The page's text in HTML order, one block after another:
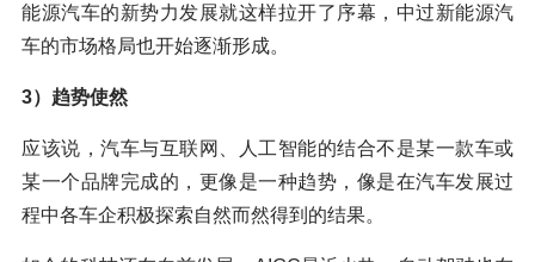
能源汽车的新势力发展就这样拉开了序幕，中过新能源汽
车的市场格局也开始逐渐形成。
3）趋势使然
应该说，汽车与互联网、人工智能的结合不是某一款车或
某一个品牌完成的，更像是一种趋势，像是在汽车发展过
程中各车企积极探索自然而然得到的结果。